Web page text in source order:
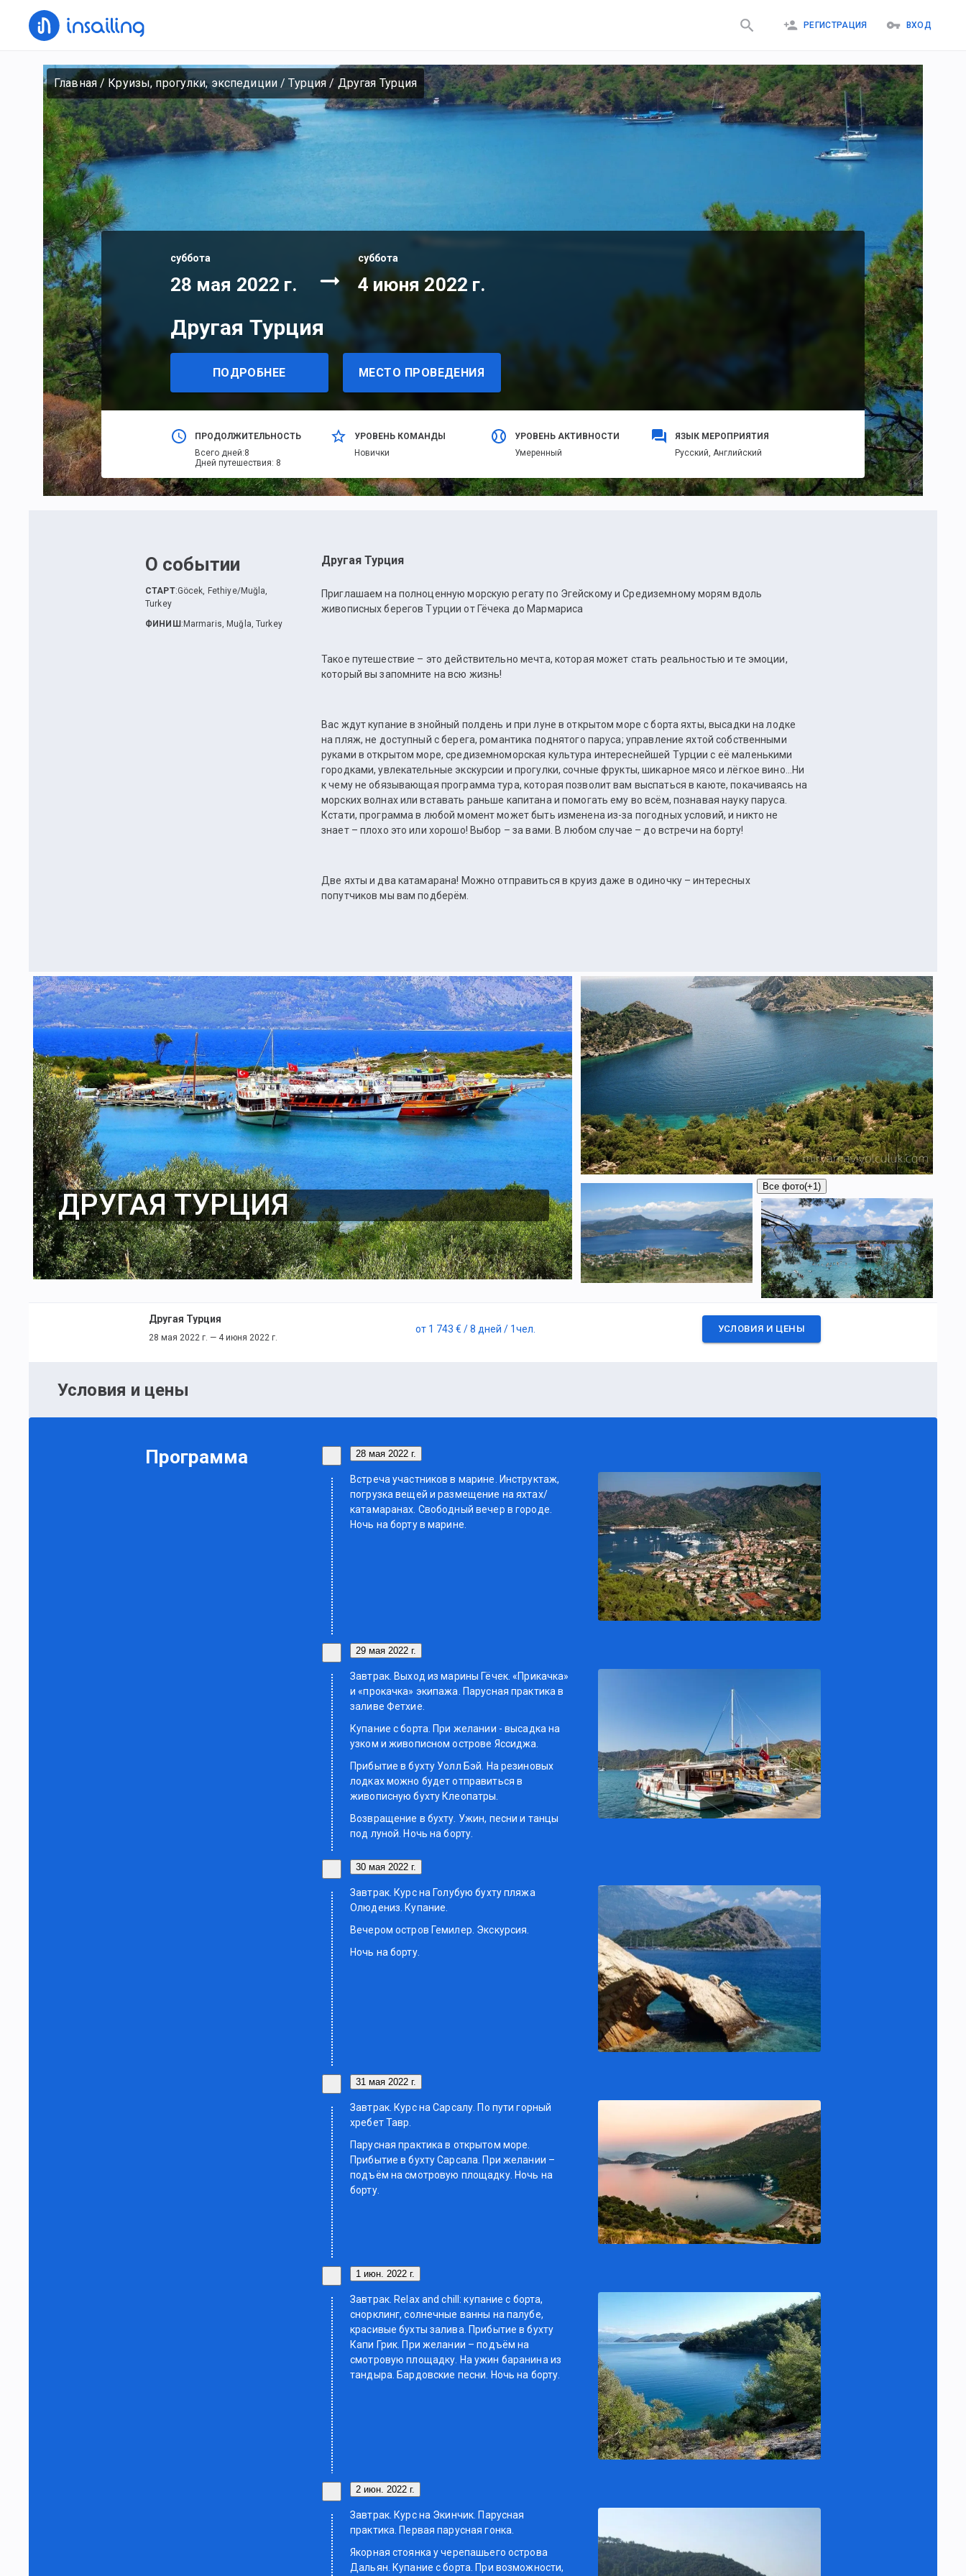
РЕГИСТРАЦИЯ ВХОД
Главная/ Круизы, прогулки, экспедиции /Турция / Другая Турция
суббота
28 мая 2022 г.
суббота
4 июня 2022 г.
Другая Турция
ПОДРОБНЕЕ МЕСТО ПРОВЕДЕНИЯ
ПРОДОЛЖИТЕЛЬНОСТЬ
Всего дней:8
Дней путешествия: 8
УРОВЕНЬ КОМАНДЫ
Новички
УРОВЕНЬ АКТИВНОСТИ
Умеренный
ЯЗЫК МЕРОПРИЯТИЯ
Русский, Английский
О событии
СТАРТ:Göcek, Fethiye/Muğla,
Turkey
ФИНИШ : Marmaris, Muğla, Turkey
Другая Турция
Приглашаем на полноценную морскую регату по Эгейскому и Средиземному морям вдоль
живописных берегов Турции от Гёчека до Мармариса
Такое путешествие – это действительно мечта, которая может стать реальностью и те эмоции,
который вы запомните на всю жизнь!
Вас ждут купание в знойный полдень и при луне в открытом море с борта яхты, высадки на лодке
на пляж, не доступный с берега, романтика поднятого паруса; управление яхтой собственными
руками в открытом море, средиземноморская культура интереснейшей Турции с её маленькими
городками, увлекательные экскурсии и прогулки, сочные фрукты, шикарное мясо и лёгкое вино…Ни
к чему не обязывающая программа тура, которая позволит вам выспаться в каюте, покачиваясь на
морских волнах или вставать раньше капитана и помогать ему во всём, познавая науку паруса.
Кстати, программа в любой момент может быть изменена из-за погодных условий, и никто не
знает – плохо это или хорошо! Выбор – за вами. В любом случае – до встречи на борту!
Две яхты и два катамарана! Можно отправиться в круиз даже в одиночку – интересных
попутчиков мы вам подберём.
ДРУГАЯ ТУРЦИЯ
Все фото(+1)
Другая Турция
28 мая 2022 г. — 4 июня 2022 г.
от 1 743 € / 8 дней / 1чел. УСЛОВИЯ И ЦЕНЫ
Условия и цены
Программа 28 мая 2022 г.
Встреча участников в марине. Инструктаж,
погрузка вещей и размещение на яхтах/
катамаранах. Свободный вечер в городе.
Ночь на борту в марине.
29 мая 2022 г.
Завтрак. Выход из марины Гёчек. «Прикачка»
и «прокачка» экипажа. Парусная практика в
заливе Фетхие.
Купание с борта. При желании - высадка на
узком и живописном острове Яссиджа.
Прибытие в бухту Уолл Бэй. На резиновых
лодках можно будет отправиться в
живописную бухту Клеопатры.
Возвращение в бухту. Ужин, песни и танцы
под луной. Ночь на борту.
30 мая 2022 г.
Завтрак. Курс на Голубую бухту пляжа
Олюдениз. Купание.
Вечером остров Гемилер. Экскурсия.
Ночь на борту.
31 мая 2022 г.
Завтрак. Курс на Сарсалу. По пути горный
хребет Тавр.
Парусная практика в открытом море.
Прибытие в бухту Сарсала. При желании –
подъём на смотровую площадку. Ночь на
борту.
1 июн. 2022 г.
Завтрак. Relax and chill: купание с борта,
снорклинг, солнечные ванны на палубе,
красивые бухты залива. Прибытие в бухту
Капи Грик. При желании – подъём на
смотровую площадку. На ужин баранина из
тандыра. Бардовские песни. Ночь на борту.
2 июн. 2022 г.
Завтрак. Курс на Экинчик. Парусная
практика. Первая парусная гонка.
Якорная стоянка у черепашьего острова
Дальян. Купание с борта. При возможности,